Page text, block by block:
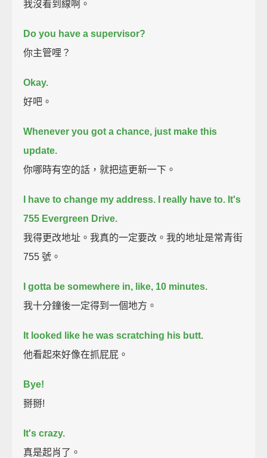
我沒看到線啊。
Do you have a supervisor?
你主管哩？
Okay.
好吧。
Whenever you got a chance, just make this
update.
你哪時有空的話，就把這更新一下。
I have to change my address. I really have to. It's
755 Evergreen Drive.
我得更改地址。我真的一定要改。我的地址是常青街
755 號。
I gotta be somewhere in, like, 10 minutes.
我十分鐘後一定得到一個地方。
It looked like he was scratching his butt.
他看起來好像在抓屁屁。
Bye!
掰掰!
It's crazy.
真是起肖了。